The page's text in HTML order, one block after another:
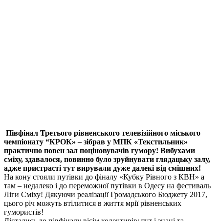
Півфінал Третього рівненського телевізійного міського
чемпіонату “КРОК» – зібрав у МПК «Текстильник»
практично повен зал поціновувачів гумору! Вибухами
сміху, здавалося, повинно було зруйнувати глядацьку залу,
адже пристрасті тут вирували дуже далекі від смішних!
На кону стояли путівки до фіналу «Кубку Рівного з КВН» а
там – недалеко і до переможної путівки в Одесу на фестиваль
Ліги Сміху! Дякуючи реалізації Громадського Бюджету 2017,
цього річ можуть втілитися в життя мрії рівненських
гумористів!